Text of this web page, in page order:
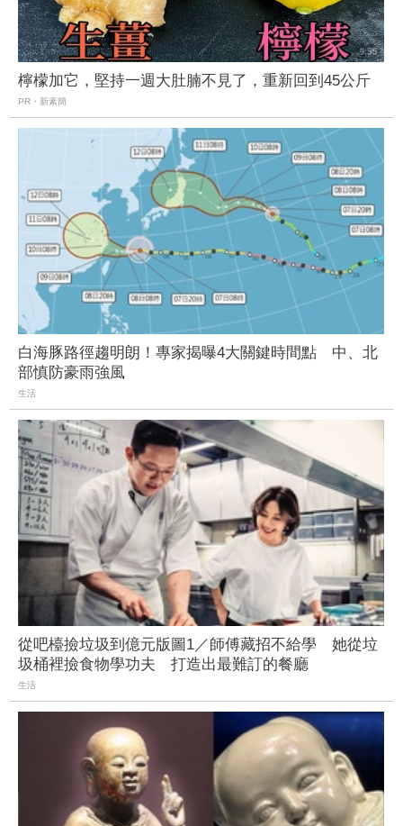
檸檬加它，堅持一週大肚腩不見了，重新回到45公斤
PR・新素簡
白海豚路徑趨明朗！專家揭曝4大關鍵時間點 中、北
部慎防豪雨強風
生活
從吧檯撿垃圾到億元版圖1／師傅藏招不給學 她從垃
圾桶裡撿食物學功夫 打造出最難訂的餐廳
生活